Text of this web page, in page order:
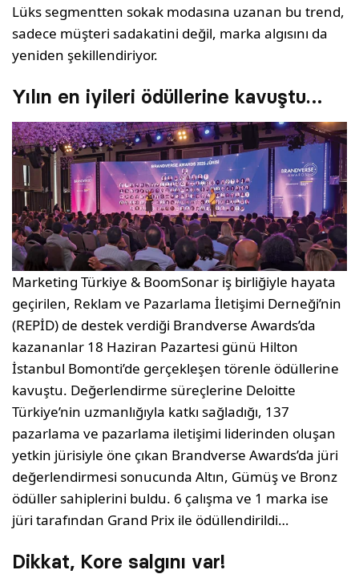
Lüks segmentten sokak modasına uzanan bu trend,
sadece müşteri sadakatini değil, marka algısını da
yeniden şekillendiriyor.
Yılın en iyileri ödüllerine kavuştu…
Marketing Türkiye & BoomSonar iş birliğiyle hayata
geçirilen, Reklam ve Pazarlama İletişimi Derneği’nin
(REPİD) de destek verdiği Brandverse Awards’da
kazananlar 18 Haziran Pazartesi günü Hilton
İstanbul Bomonti’de gerçekleşen törenle ödüllerine
kavuştu. Değerlendirme süreçlerine Deloitte
Türkiye’nin uzmanlığıyla katkı sağladığı, 137
pazarlama ve pazarlama iletişimi liderinden oluşan
yetkin jürisiyle öne çıkan Brandverse Awards’da jüri
değerlendirmesi sonucunda Altın, Gümüş ve Bronz
ödüller sahiplerini buldu. 6 çalışma ve 1 marka ise
jüri tarafından Grand Prix ile ödüllendirildi…
Dikkat, Kore salgını var!